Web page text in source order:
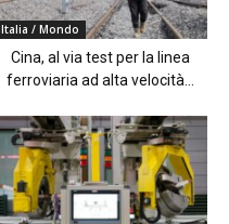
Italia / Mondo
Cina, al via test per la linea
ferroviaria ad alta velocità...